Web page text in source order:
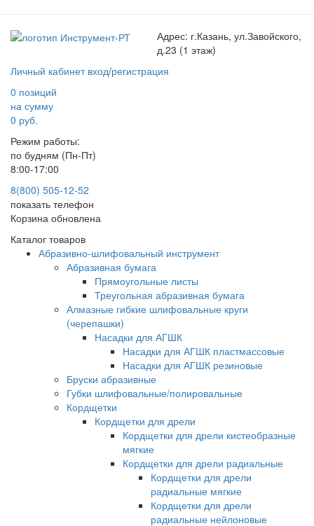
Адрес: г.Казань, ул.Завойского,
д.23 (1 этаж)
Личный кабинет вход/регистрация
0 позиций
на сумму
0 руб.
Режим работы:
по будням (Пн-Пт)
8:00-17:00
8(800) 505-12-52
показать телефон
Корзина обновлена
Каталог товаров
Абразивно-шлифовальный инструмент
Абразивная бумага
Прямоугольные листы
Треугольная абразивная бумага
Алмазные гибкие шлифовальные круги
(черепашки)
Насадки для АГШК
Насадки для АГШК пластмассовые
Насадки для АГШК резиновые
Бруски абразивные
Губки шлифовальные/полировальные
Кордщетки
Кордщетки для дрели
Кордщетки для дрели кистеобразные
мягкие
Кордщетки для дрели радиальные
Кордщетки для дрели
радиальные мягкие
Кордщетки для дрели
радиальные нейлоновые